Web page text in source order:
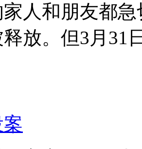
人和朋友都
放。但3月31